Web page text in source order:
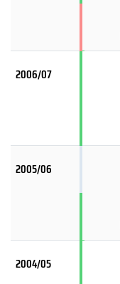
2006/07
2005/06
2004/05